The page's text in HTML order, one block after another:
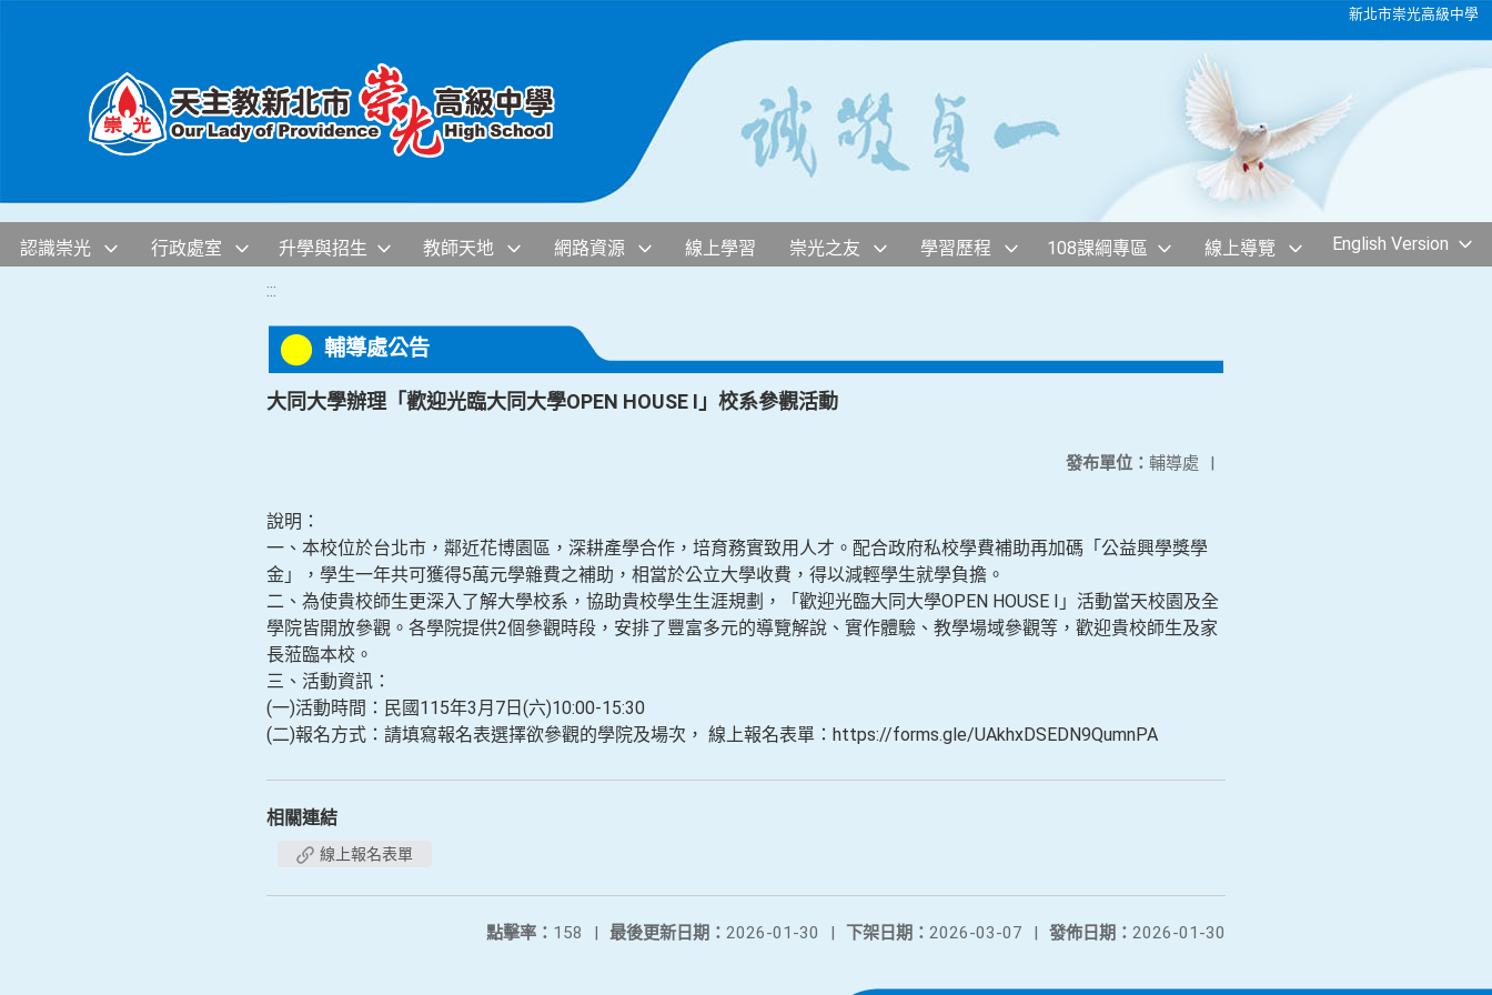
新北市崇光高級中學
認識崇光 行政處室 升學與招生 教師天地 網路資源 線上學習 崇光之友 學習歷程 108課綱專區 線上導覽 English Version
:::
輔導處公告
大同大學辦理「歡迎光臨大同大學OPEN HOUSE I」校系參觀活動
發布單位： 輔導處 |
說明：
一、本校位於台北市，鄰近花博園區，深耕產學合作，培育務實致用人才。配合政府私校學費補助再加碼「公益興學獎學
金」，學生一年共可獲得5萬元學雜費之補助，相當於公立大學收費，得以減輕學生就學負擔。
二、為使貴校師生更深入了解大學校系，協助貴校學生生涯規劃，「歡迎光臨大同大學OPEN HOUSE I」活動當天校園及全
學院皆開放參觀。各學院提供2個參觀時段，安排了豐富多元的導覽解說、實作體驗、教學場域參觀等，歡迎貴校師生及家
長蒞臨本校。
三、活動資訊：
(一)活動時間：民國115年3月7日(六)10:00-15:30
(二)報名方式：請填寫報名表選擇欲參觀的學院及場次， 線上報名表單：https://forms.gle/UAkhxDSEDN9QumnPA
相關連結
線上報名表單
發佈日期： 2026-01-30
下架日期： 2026-03-07 |
最後更新日期： 2026-01-30 |
點擊率： 158 |